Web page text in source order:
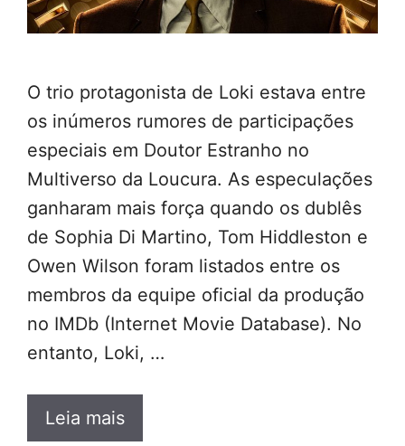
O trio protagonista de Loki estava entre
os inúmeros rumores de participações
especiais em Doutor Estranho no
Multiverso da Loucura. As especulações
ganharam mais força quando os dublês
de Sophia Di Martino, Tom Hiddleston e
Owen Wilson foram listados entre os
membros da equipe oficial da produção
no IMDb (Internet Movie Database). No
entanto, Loki, …
Leia mais